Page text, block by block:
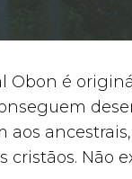
Obon é
Não